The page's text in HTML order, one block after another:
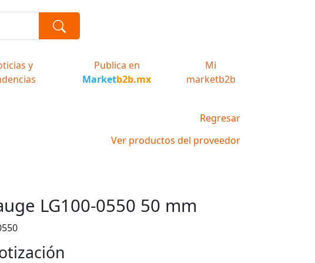
y
Publica en
Marketb2b.mx
Mi
marketb2b
Regresar
Ver productos del proveedor
LG100-0550 50 mm
0550